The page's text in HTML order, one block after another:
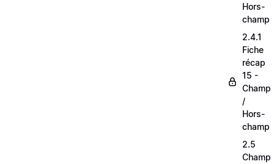
Hors-
champ
2.4.1
Fiche
récap
15 -
Champ
/
Hors-
champ
2.5
Champ